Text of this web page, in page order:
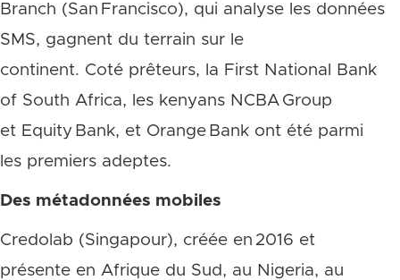
Branch (San Francisco), qui analyse les données
SMS, gagnent du terrain sur le
continent. Coté prêteurs, la First National Bank
of South Africa, les kenyans NCBA Group
et Equity Bank, et Orange Bank ont été parmi
les premiers adeptes.
Des métadonnées mobiles
Credolab (Singapour), créée en 2016 et
présente en Afrique du Sud, au Nigeria, au